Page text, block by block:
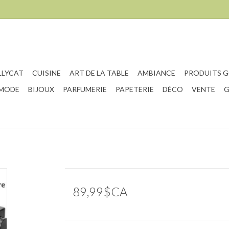
CUISINE ART DE LA TABLE AMBIANCE
PRODUITS
BIJOUX PARFUMERIE PAPETERIE DÉCO VENTE
89,99$CA